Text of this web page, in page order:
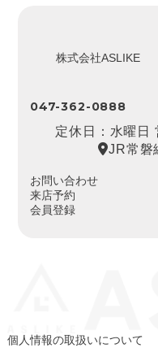
株式会社ASLIKE
047-362-0888
定休日：水曜日
JR常磐
お問い合わせ
来店予約
会員登録
個人情報の取扱いについて